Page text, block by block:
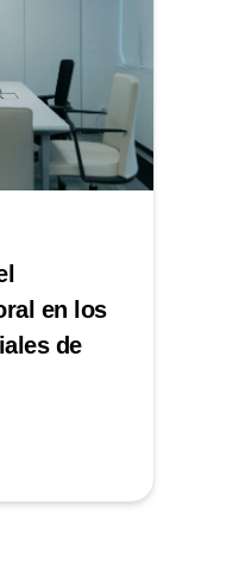
en los
de